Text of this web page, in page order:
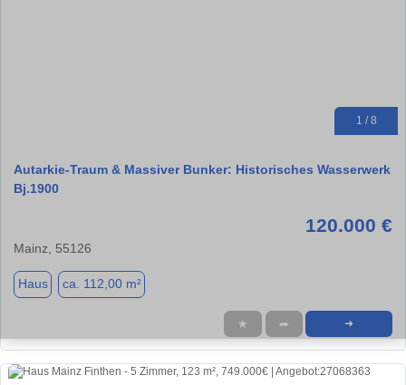
1 / 8
Autarkie-Traum & Massiver Bunker: Historisches Wasserwerk
Bj.1900
120.000 €
Mainz, 55126
Haus ca. 112,00 m²
★ ➦ ➜